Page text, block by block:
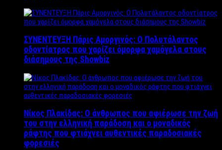
ΣΥΝΕΝΤΕΥΞΗ Πάρις Αμοργινός: O Πολυτάλαντος
οδοντίατρος που χαρίζει όμορφα χαμόγελα στους
διάσημους της Showbiz
Νίκος Πλακίδας: O άνθρωπος που αφιέρωσε την ζωή
του στην ελληνική παράδοση και ο μοναδικός
ράφτης που φτιάχνει αυθεντικές παραδοσιακές
φορεσιές